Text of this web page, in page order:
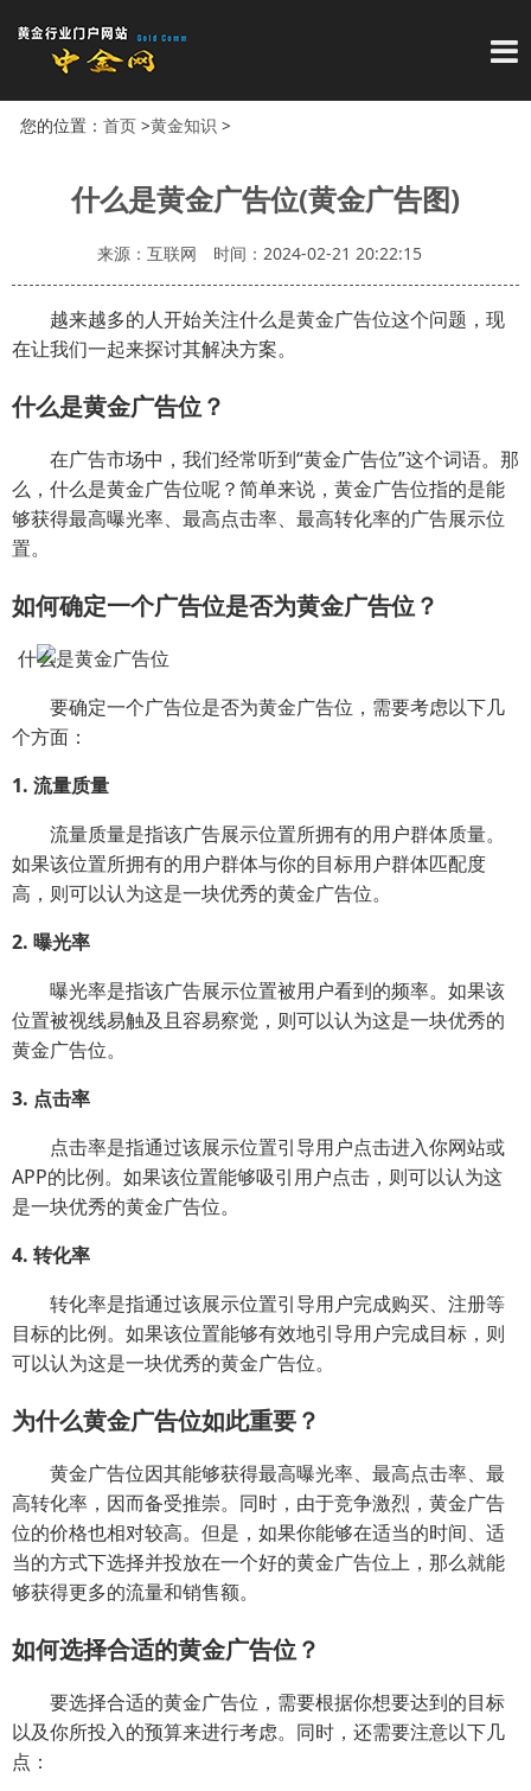
导
您的位置： 首页>黄金知识 >
什么是黄金广告位(黄金广告图)
来源：互联网 时间：2024-02-21 20:22:15
越来越多的人开始关注什么是黄金广告位这个问题，现
在让我们一起来探讨其解决方案。
什么是黄金广告位？
在广告市场中，我们经常听到“黄金广告位”这个词语。那
么，什么是黄金广告位呢？简单来说，黄金广告位指的是能
够获得最高曝光率、最高点击率、最高转化率的广告展示位
置。
如何确定一个广告位是否为黄金广告位？
要确定一个广告位是否为黄金广告位，需要考虑以下几
个方面：
1. 流量质量
流量质量是指该广告展示位置所拥有的用户群体质量。
如果该位置所拥有的用户群体与你的目标用户群体匹配度
高，则可以认为这是一块优秀的黄金广告位。
2. 曝光率
曝光率是指该广告展示位置被用户看到的频率。如果该
位置被视线易触及且容易察觉，则可以认为这是一块优秀的
黄金广告位。
3. 点击率
点击率是指通过该展示位置引导用户点击进入你网站或
APP的比例。如果该位置能够吸引用户点击，则可以认为这
是一块优秀的黄金广告位。
4. 转化率
转化率是指通过该展示位置引导用户完成购买、注册等
目标的比例。如果该位置能够有效地引导用户完成目标，则
可以认为这是一块优秀的黄金广告位。
为什么黄金广告位如此重要？
黄金广告位因其能够获得最高曝光率、最高点击率、最
高转化率，因而备受推崇。同时，由于竞争激烈，黄金广告
位的价格也相对较高。但是，如果你能够在适当的时间、适
当的方式下选择并投放在一个好的黄金广告位上，那么就能
够获得更多的流量和销售额。
如何选择合适的黄金广告位？
要选择合适的黄金广告位，需要根据你想要达到的目标
以及你所投入的预算来进行考虑。同时，还需要注意以下几
点：